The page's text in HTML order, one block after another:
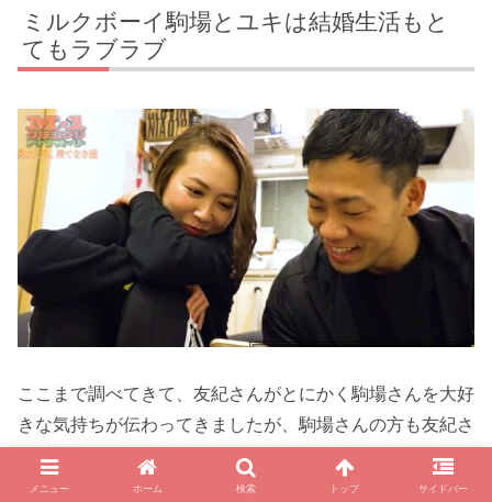
ミルクボーイ駒場とユキは結婚生活もと
てもラブラブ
ここまで調べてきて、友紀さんがとにかく駒場さんを大好
きな気持ちが伝わってきましたが、駒場さんの方も友紀さ
んを大切に思っています。
メニュー ホーム 検索 トップ サイドバー